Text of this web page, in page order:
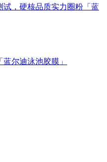
，硬核品质实力圈粉「蓝
尔迪泳池胶膜」